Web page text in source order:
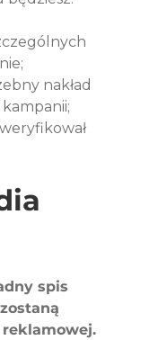
nakład
spis